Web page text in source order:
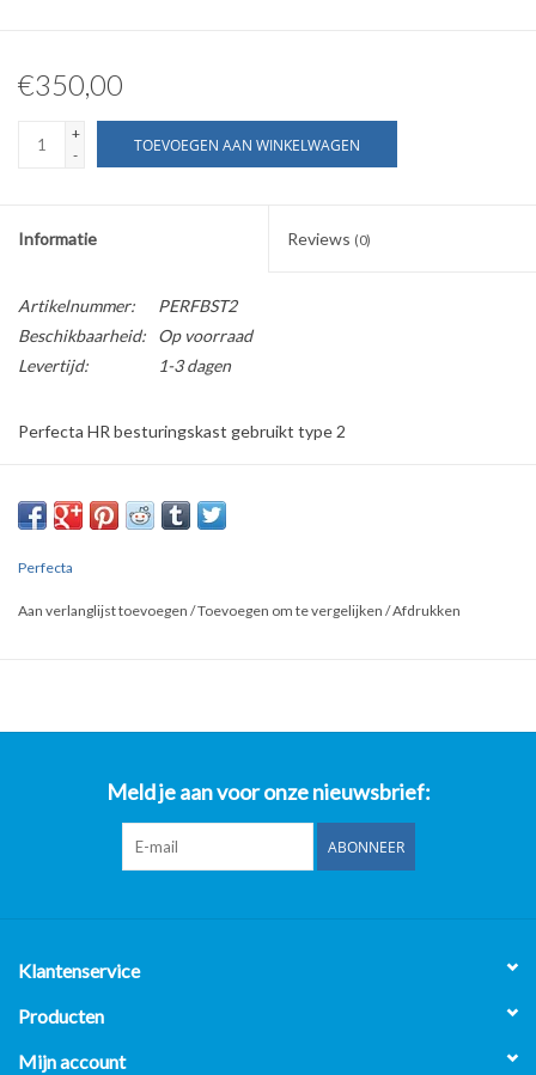
€350,00
+
-
TOEVOEGEN AAN WINKELWAGEN
Informatie Reviews (0)
Artikelnummer:
PERFBST2
Beschikbaarheid:
Op voorraad
Levertijd:
1-3 dagen
Perfecta HR besturingskast gebruikt type 2
Perfecta
Aan verlanglijst toevoegen /Toevoegen om te vergelijken /Afdrukken
Meld je aan voor onze nieuwsbrief:
ABONNEER
Klantenservice
Producten
Mijn account